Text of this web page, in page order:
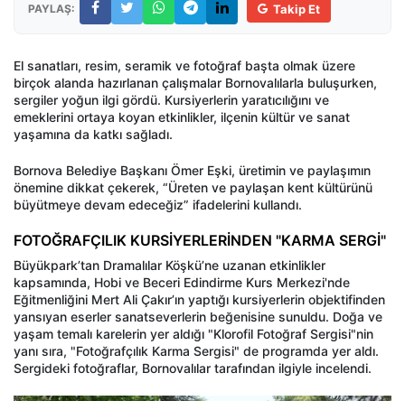
PAYLAŞ: Takip Et
El sanatları, resim, seramik ve fotoğraf başta olmak üzere
birçok alanda hazırlanan çalışmalar Bornovalılarla buluşurken,
sergiler yoğun ilgi gördü. Kursiyerlerin yaratıcılığını ve
emeklerini ortaya koyan etkinlikler, ilçenin kültür ve sanat
yaşamına da katkı sağladı.
Bornova Belediye Başkanı Ömer Eşki, üretimin ve paylaşımın
önemine dikkat çekerek, “Üreten ve paylaşan kent kültürünü
büyütmeye devam edeceğiz” ifadelerini kullandı.
FOTOĞRAFÇILIK KURSİYERLERİNDEN "KARMA SERGİ"
Büyükpark’tan Dramalılar Köşkü’ne uzanan etkinlikler
kapsamında, Hobi ve Beceri Edindirme Kurs Merkezi'nde
Eğitmenliğini Mert Ali Çakır’ın yaptığı kursiyerlerin objektifinden
yansıyan eserler sanatseverlerin beğenisine sunuldu. Doğa ve
yaşam temalı karelerin yer aldığı "Klorofil Fotoğraf Sergisi"nin
yanı sıra, "Fotoğrafçılık Karma Sergisi" de programda yer aldı.
Sergideki fotoğraflar, Bornovalılar tarafından ilgiyle incelendi.